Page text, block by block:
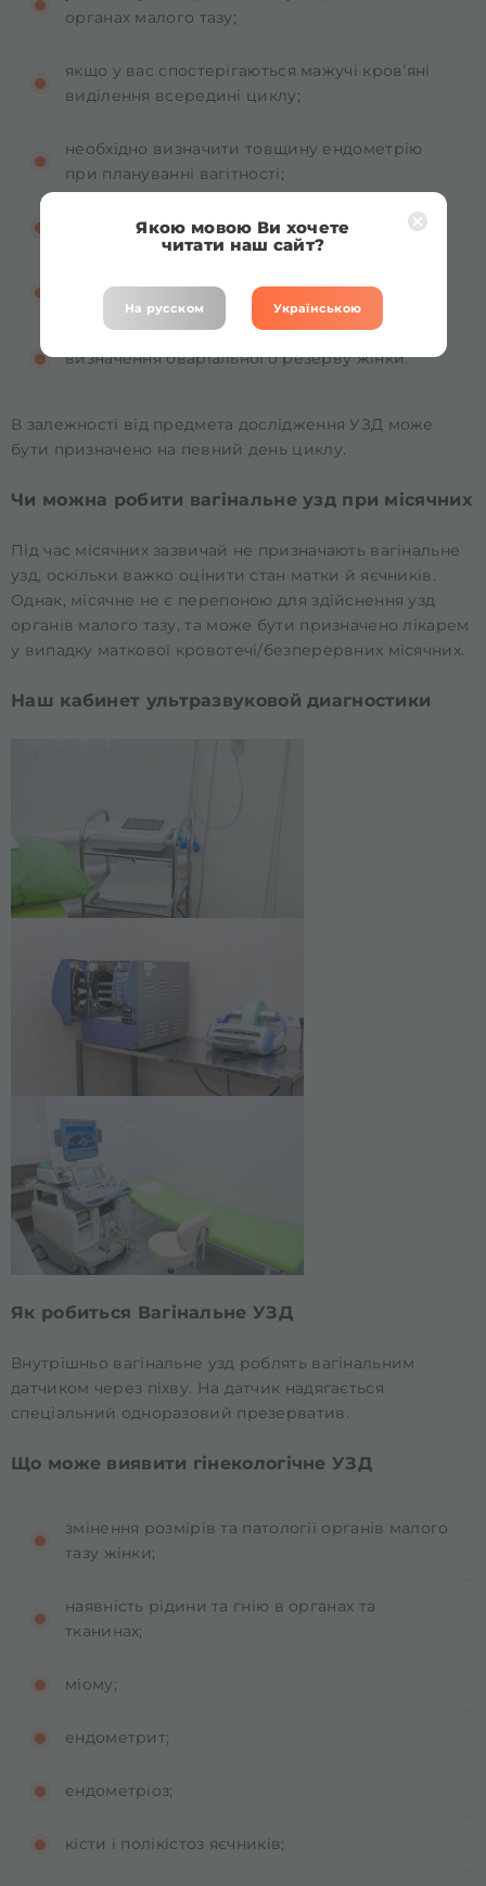
органах малого тазу;
якщо у вас спостерігаються мажучі кров’яні
виділення всередині циклу;
необхідно визначити товщину ендометрію
при плануванні вагітності;
визначення дозрівання яйцеклітини;
(фолікулометрія);
визначення оваріального резерву жінки.
В залежності від предмета дослідження УЗД може
бути призначено на певний день циклу.
Чи можна робити вагінальне узд при місячних
Під час місячних зазвичай не призначають вагінальне
узд, оскільки важко оцінити стан матки й яєчників.
Однак, місячне не є перепоною для здійснення узд
органів малого тазу, та може бути призначено лікарем
у випадку маткової кровотечі/безперервних місячних.
Наш кабинет ультразвуковой диагностики
Як робиться Вагінальне УЗД
Внутрішньо вагінальне узд роблять вагінальним
датчиком через піхву. На датчик надягається
спеціальний одноразовий презерватив.
Що може виявити гінекологічне УЗД
змінення розмірів та патології органів малого
тазу жінки;
наявність рідини та гнію в органах та
тканинах;
міому;
ендометрит;
ендометріоз;
кісти і полікістоз яєчників;
Якою мовою Ви хочете
читати наш сайт?
На русском Українською